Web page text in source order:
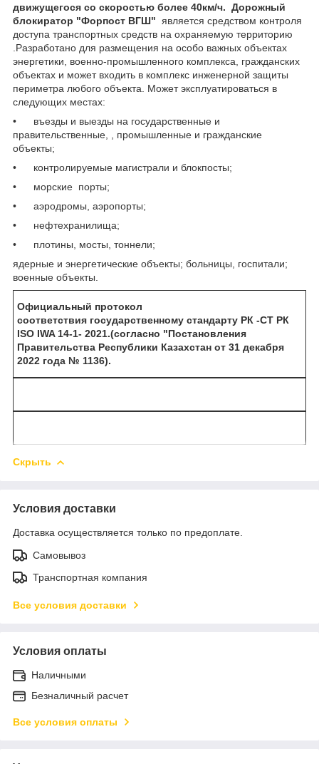
движущегося со скоростью более 40км/ч. Дорожный
блокиратор "Форпост ВГШ" является средством контроля
доступа транспортных средств на охраняемую территорию
.Разработано для размещения на особо важных объектах
энергетики, военно-промышленного комплекса, гражданских
объектах и может входить в комплекс инженерной защиты
периметра любого объекта. Может эксплуатироваться в
следующих местах:
• въезды и выезды на государственные и
правительственные, , промышленные и гражданские
объекты;
• контролируемые магистрали и блокпосты;
• морские порты;
• аэродромы, аэропорты;
• нефтехранилища;
• плотины, мосты, тоннели;
ядерные и энергетические объекты; больницы, госпитали;
военные объекты.
Официальный протокол
соответствия государственному стандарту РК -СТ РК
ISO IWA 14-1- 2021.(согласно "Постановления
Правительства Республики Казахстан от 31 декабря
2022 года № 1136).
Скрыть
Условия доставки
Доставка осуществляется только по предоплате.
Самовывоз
Транспортная компания
Все условия доставки
Условия оплаты
Наличными
Безналичный расчет
Все условия оплаты